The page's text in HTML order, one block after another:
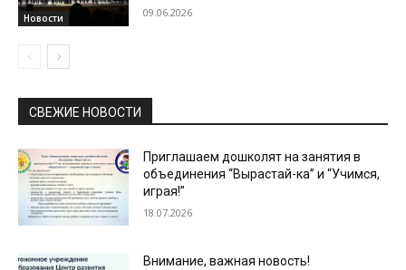
Новости 09.06.2026
СВЕЖИЕ НОВОСТИ
Приглашаем дошколят на занятия в
объединения “Вырастай-ка” и “Учимся,
играя!”
18.07.2026
Внимание, важная новость!